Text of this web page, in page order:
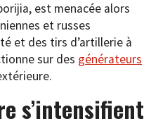
est menacée alors
et russes
et des tirs d’artillerie à
sur des générateurs
s’intensifient